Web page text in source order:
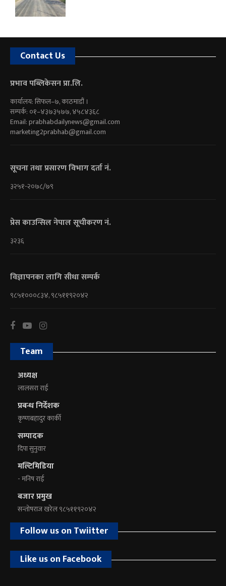
Contact Us
प्रभाव पब्लिकेसन प्रा.लि.
कार्यालय: सिफल–७, काठमाडौं ।
सम्पर्क: ०१–४३७३५७७, ४५८४३६८
Email:prabhabdailynews@gmail.com
marketing2prabhab@gmail.com
सूचना तथा प्रसारण विभाग दर्ता नं.
३२५१-२०७८/७९
प्रेस काउन्सिल नेपाल सूचीकरण नं.
३२३६
विज्ञापनका लागि सीधा सम्पर्क
९८५१०००८३४, ९८५११९२०४२
Team
अध्यक्ष
लालसरा राई
प्रबन्ध निर्देशक
कृष्णबहादुर कार्की
सम्पादक
दिपा सुनुवार
मल्टिमिडिया
- मनिष राई
बजार प्रमुख
सन्तोषराज खरेल ९८५११९२०४२
Follow us on Twiitter
Like us on Facebook